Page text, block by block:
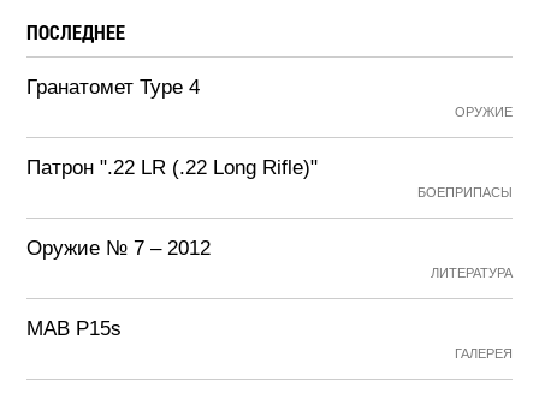
ПОСЛЕДНЕЕ
Гранатомет Type 4
ОРУЖИЕ
Патрон ".22 LR (.22 Long Rifle)"
БОЕПРИПАСЫ
Оружие № 7 – 2012
ЛИТЕРАТУРА
MAB P15s
ГАЛЕРЕЯ